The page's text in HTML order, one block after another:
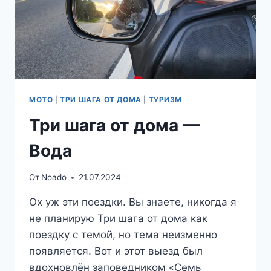
МОТО |ТРИ ШАГА ОТ ДОМА ТУРИЗМ
Три шага от дома —
Вода
От Noado 21.07.2024
Ох уж эти поездки. Вы знаете, никогда я
не планирую Три шага от дома как
поездку с темой, но тема неизменно
появляется. Вот и этот выезд был
вдохновлён заповедником «Семь